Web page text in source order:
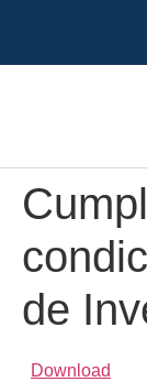
de
Download